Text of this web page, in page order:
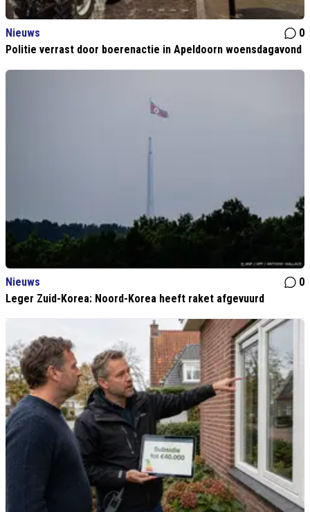
Nieuws
0
Politie verrast door boerenactie in Apeldoorn woensdagavond
Nieuws
0
Leger Zuid-Korea: Noord-Korea heeft raket afgevuurd